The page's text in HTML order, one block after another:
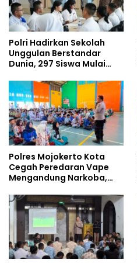
Polri Hadirkan Sekolah
Unggulan Berstandar
Dunia, 297 Siswa Mulai
Polres Mojokerto Kota
Cegah Peredaran Vape
Mengandung Narkoba,
Kalangan Remaja